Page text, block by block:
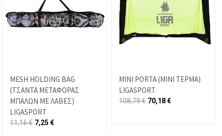
MESH HOLDING BAG
(ΤΣΑΝΤΑ ΜΕΤΑΦΟΡΑΣ
ΜΠΑΛΩΝ ΜΕ ΛΑΒΕΣ)
LIGASPORT
11,16€ 7,25 €
MINI PORTA (ΜΙΝΙ ΤΕΡΜΑ)
LIGASPORT
108,79€ 70,18€